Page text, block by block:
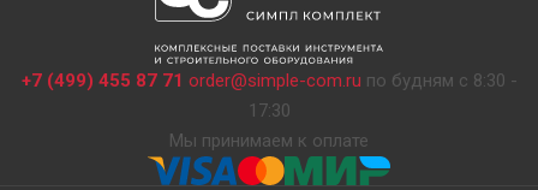
+7 (499) 455 87 71 order@simple-com.ru по будням с 8:30 -
17:30
Мы принимаем к оплате